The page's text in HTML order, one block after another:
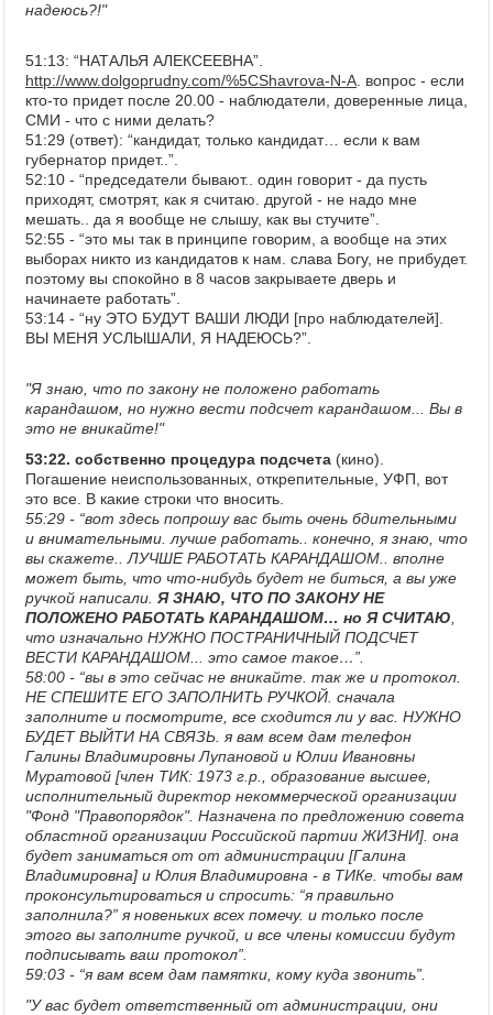
надеюсь?!"
51:13: “НАТАЛЬЯ АЛЕКСЕЕВНА”.
http://www.dolgoprudny.com/%5CShavrova-N-A . вопрос - если
кто-то придет после 20.00 - наблюдатели, доверенные лица,
СМИ - что с ними делать?
51:29 (ответ): “кандидат, только кандидат… если к вам
губернатор придет..”.
52:10 - “председатели бывают.. один говорит - да пусть
приходят, смотрят, как я считаю. другой - не надо мне
мешать.. да я вообще не слышу, как вы стучите”.
52:55 - “это мы так в принципе говорим, а вообще на этих
выборах никто из кандидатов к нам. слава Богу, не прибудет.
поэтому вы спокойно в 8 часов закрываете дверь и
начинаете работать”.
53:14 - “ну ЭТО БУДУТ ВАШИ ЛЮДИ [про наблюдателей].
ВЫ МЕНЯ УСЛЫШАЛИ, Я НАДЕЮСЬ?”.
"Я знаю, что по закону не положено работать
карандашом, но нужно вести подсчет карандашом... Вы в
это не вникайте!"
53:22. собственно процедура подсчета (кино).
Погашение неиспользованных, открепительные, УФП, вот
это все. В какие строки что вносить.
55:29 - “вот здесь попрошу вас быть очень бдительными
и внимательными. лучше работать.. конечно, я знаю, что
вы скажете.. ЛУЧШЕ РАБОТАТЬ КАРАНДАШОМ.. вполне
может быть, что что-нибудь будет не биться, а вы уже
ручкой написали. Я ЗНАЮ, ЧТО ПО ЗАКОНУ НЕ
ПОЛОЖЕНО РАБОТАТЬ КАРАНДАШОМ… но Я СЧИТАЮ
что изначально НУЖНО ПОСТРАНИЧНЫЙ ПОДСЧЕТ
ВЕСТИ КАРАНДАШОМ... это самое такое…”.
58:00 - “вы в это сейчас не вникайте. так же и протокол.
НЕ СПЕШИТЕ ЕГО ЗАПОЛНИТЬ РУЧКОЙ. сначала
заполните и посмотрите, все сходится ли у вас. НУЖНО
БУДЕТ ВЫЙТИ НА СВЯЗЬ. я вам всем дам телефон
Галины Владимировны Лупановой и Юлии Ивановны
Муратовой [член ТИК: 1973 г.р., образование высшее,
исполнительный директор некоммерческой организации
"Фонд "Правопорядок". Назначена по предложению совета
областной организации Российской партии ЖИЗНИ]. она
будет заниматься от от администрации [Галина
Владимировна] и Юлия Владимировна - в ТИКе. чтобы вам
проконсультироваться и спросить: “я правильно
заполнила?” я новеньких всех помечу. и только после
этого вы заполните ручкой, и все члены комиссии будут
подписывать ваш протокол”.
59:03 - “я вам всем дам памятки, кому куда звонить”.
"У вас будет ответственный от администрации, они